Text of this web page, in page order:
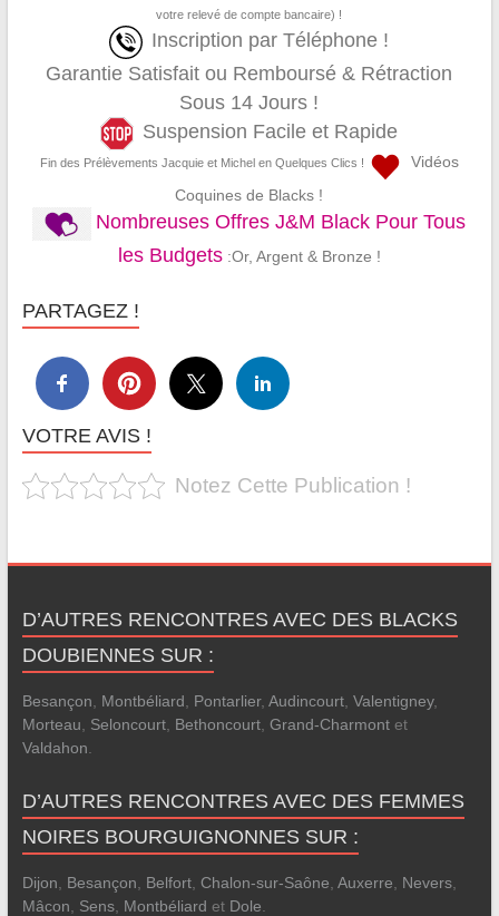
votre relevé de compte bancaire) !
Inscription par Téléphone !
Garantie Satisfait ou Remboursé & Rétraction
Sous 14 Jours !
Suspension Facile et Rapide
Fin des Prélèvements Jacquie et Michel en Quelques Clics !
Vidéos
Coquines de Blacks !
Nombreuses Offres J&M Black Pour Tous
les Budgets:Or, Argent & Bronze !
PARTAGEZ !
VOTRE AVIS !
Notez Cette Publication !
D’AUTRES RENCONTRES AVEC DES BLACKS
DOUBIENNES SUR :
Besançon Montbéliard Pontarlier, Audincourt, Valentigney,
Morteau
Seloncourt, Bethoncourt, Grand-Charmontet
Valdahon
D’AUTRES RENCONTRES AVEC DES FEMMES
NOIRES BOURGUIGNONNES SUR :
Dijon Besançon Belfort, Chalon-sur-Saône Auxerre Nevers,
Mâcon
Sens, Montbéliard et Dole